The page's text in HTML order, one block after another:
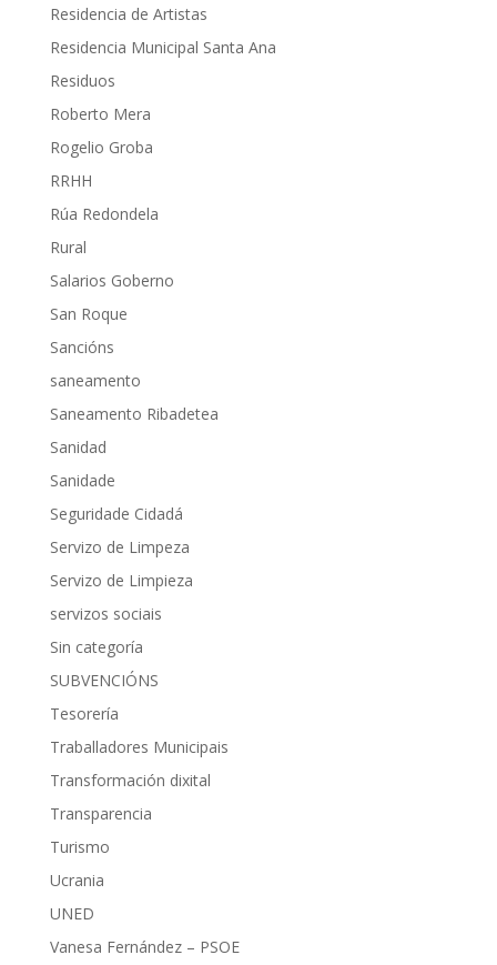
Residencia de Artistas
Residencia Municipal Santa Ana
Residuos
Roberto Mera
Rogelio Groba
RRHH
Rúa Redondela
Rural
Salarios Goberno
San Roque
Sancións
saneamento
Saneamento Ribadetea
Sanidad
Sanidade
Seguridade Cidadá
Servizo de Limpeza
Servizo de Limpieza
servizos sociais
Sin categoría
SUBVENCIÓNS
Tesorería
Traballadores Municipais
Transformación dixital
Transparencia
Turismo
Ucrania
UNED
Vanesa Fernández – PSOE